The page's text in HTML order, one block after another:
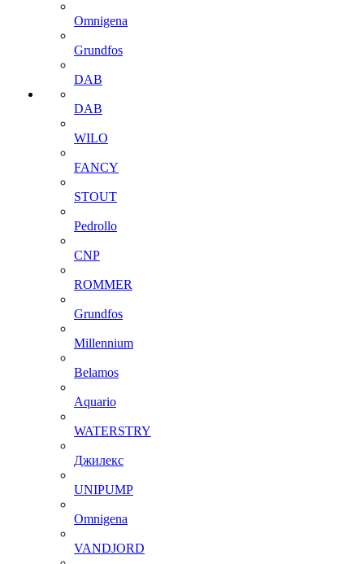
Omnigena
Grundfos
DAB
DAB
WILO
FANCY
STOUT
Pedrollo
CNP
ROMMER
Grundfos
Millennium
Belamos
Aquario
WATERSTRY
Джилекс
UNIPUMP
Omnigena
VANDJORD